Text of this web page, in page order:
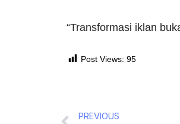
“Transformasi iklan
Post Views: 95
PREVIOUS